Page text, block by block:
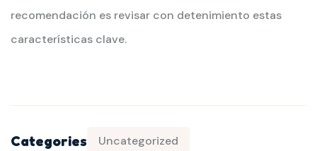
recomendación es revisar con detenimiento estas
características clave.
Categories Uncategorized